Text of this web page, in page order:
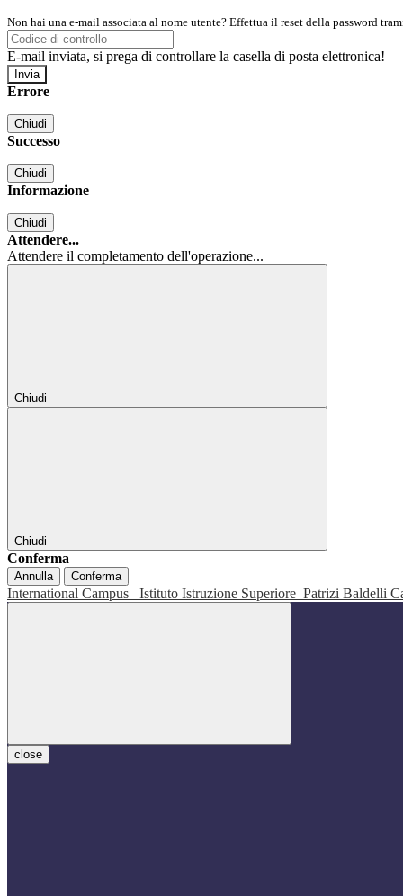
Non hai una e-mail associata al nome utente? Effettua il reset della password
E-mail inviata, si prega di controllare la casella di posta elettronica!
Errore
Chiudi
Successo
Chiudi
Informazione
Chiudi
Attendere...
Attendere il completamento dell'operazione...
Chiudi
Chiudi
Conferma
Annulla Conferma
International Campus Istituto Istruzione Superiore Patrizi Baldelli
close